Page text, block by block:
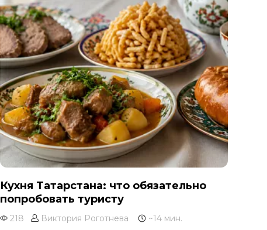
Кухня Татарстана: что обязательно
попробовать туристу
218 Виктория Роготнева ~14 мин.